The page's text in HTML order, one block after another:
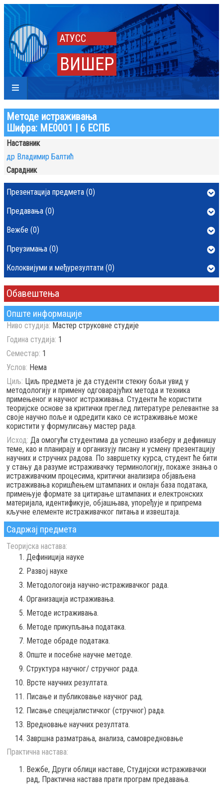
АТУСС
ВИШЕР
Методе истраживања
Шифра: МЕ0001 | 6 ЕСПБ
Опште информације
Ниво студија: Мастер струковне студије
Година студија: 1
Семестар: 1
Услов: Нема
Циљ: Циљ предмета је да студенти стекну бољи увид у
методологију и примену одговарајућих метода и техника
примењеног и научног истраживања. Студенти ће користити
теоријске основе за критички преглед литературе релевантне за
своје научно поље и одредити како се истраживање може
користити у формулисању мастер рада.
Исход: Да омогући студентима да успешно изаберу и дефинишу
теме, као и планирају и организују писану и усмену презентацију
научних и стручних радова. По завршетку курса, студент ће бити
у стању да разуме истраживачку терминологију, покаже знања о
истраживачким процесима, критички анализира објављена
истраживања коришћењем штампаних и онлајн база података,
примењује формате за цитирање штампаних и електронских
материјала, идентификује, објашњава, упоређује и припрема
кључне елементе истраживачког питања и извештаја.
Садржај предмета
Теоријска настава:
Дефиниција науке
Развој науке
Методологоија научно-истраживачког рада.
Организација истраживања.
Методе истраживања.
Методе прикупљања података.
Методе обраде података.
Опште и посебне научне методе.
Структура научног/ стручног рада.
Врсте научних резултата.
Писање и публиковање научног рад.
Писање специјалистичког (стручног) рада.
Вредновање научних резултата.
Завршна разматрања, анализа, самовредновање
Практична настава:
Вежбе, Други облици наставе, Студијски истраживачки
рад, Практична настава прати програм предавања.
Наставник
др Владимир Балтић
Сарадник
Презентација предмета (0)
Предавања (0)
Вежбе (0)
Преузимања (0)
Колоквијуми и међурезултати (0)
Обавештења